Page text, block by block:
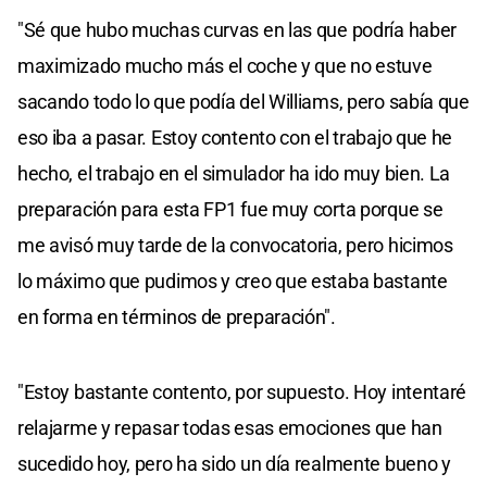
"Sé que hubo muchas curvas en las que podría haber
maximizado mucho más el coche y que no estuve
sacando todo lo que podía del Williams, pero sabía que
eso iba a pasar. Estoy contento con el trabajo que he
hecho, el trabajo en el simulador ha ido muy bien. La
preparación para esta FP1 fue muy corta porque se
me avisó muy tarde de la convocatoria, pero hicimos
lo máximo que pudimos y creo que estaba bastante
en forma en términos de preparación".
"Estoy bastante contento, por supuesto. Hoy intentaré
relajarme y repasar todas esas emociones que han
sucedido hoy, pero ha sido un día realmente bueno y